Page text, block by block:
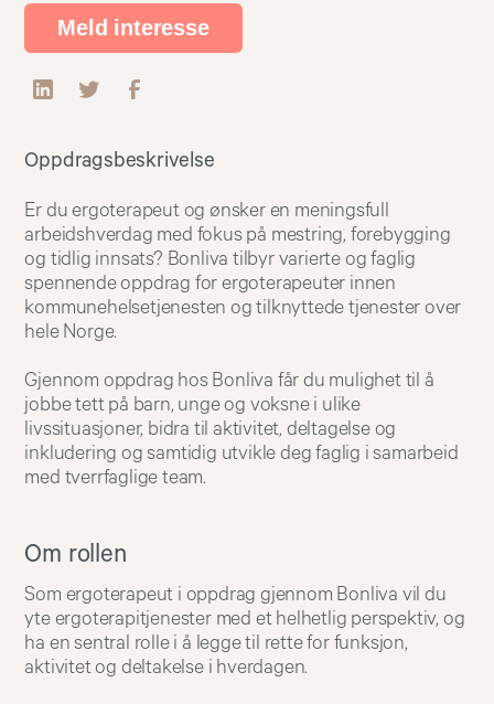
Meld interesse
Oppdragsbeskrivelse
Er du ergoterapeut og ønsker en meningsfull
arbeidshverdag med fokus på mestring, forebygging
og tidlig innsats? Bonliva tilbyr varierte og faglig
spennende oppdrag for ergoterapeuter innen
kommunehelsetjenesten og tilknyttede tjenester over
hele Norge.
Gjennom oppdrag hos Bonliva får du mulighet til å
jobbe tett på barn, unge og voksne i ulike
livssituasjoner, bidra til aktivitet, deltagelse og
inkludering og samtidig utvikle deg faglig i samarbeid
med tverrfaglige team.
Om rollen
Som ergoterapeut i oppdrag gjennom Bonliva vil du
yte ergoterapitjenester med et helhetlig perspektiv, og
ha en sentral rolle i å legge til rette for funksjon,
aktivitet og deltakelse i hverdagen.